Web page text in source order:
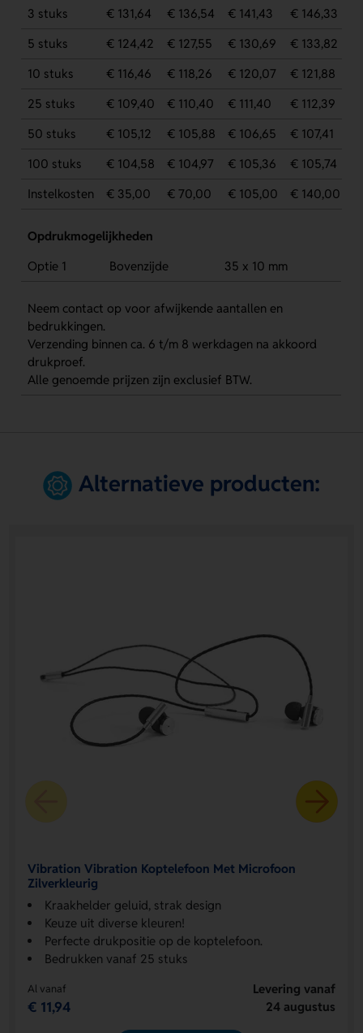
3 stuks € 131,64 € 136,54 € 141,43
€ 146,33
5 stuks
€ 124,42 € 127,55 € 130,69
€ 133,82
10 stuks
€ 116,46 € 118,26 € 120,07
€ 121,88
25 stuks
€ 109,40 € 110,40 € 111,40
€ 112,39
50 stuks
€ 105,12 € 105,88 € 106,65
€ 107,41
100 stuks
€ 104,58 € 104,97 € 105,36
€ 105,74
Instelkosten
€ 35,00 € 70,00 € 105,00 € 140,00
Opdrukmogelijkheden
Optie 1
Bovenzijde 35 x 10 mm
Neem contact op voor afwijkende aantallen en
bedrukkingen.
Verzending binnen ca. 6 t/m 8 werkdagen na akkoord
drukproef.
Alle genoemde prijzen zijn exclusief BTW.
Alternatieve producten:
Vibration Vibration Koptelefoon Met Microfoon
Zilverkleurig
Kraakhelder geluid, strak design
Keuze uit diverse kleuren!
Perfecte drukpositie op de koptelefoon.
Bedrukken vanaf 25 stuks
Al vanaf
€ 11,94
Levering vanaf
24 augustus